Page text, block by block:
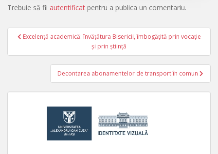
Trebuie să fii autentificat pentru a publica un comentariu.
Navigare în articole
Excelență academică: învățătura Bisericii, îmbogățită prin vocație
și prin știință
Decontarea abonamentelor de transport în comun